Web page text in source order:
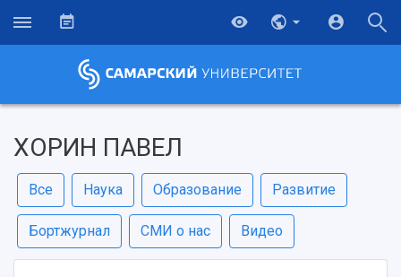
ХОРИН ПАВЕЛ
Все Наука Образование Развитие
Бортжурнал СМИ о нас Видео